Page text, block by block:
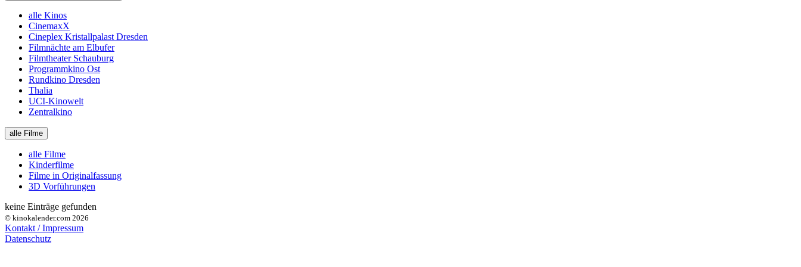
alle Kinos
CinemaxX
Cineplex Kristallpalast Dresden
Filmnächte am Elbufer
Filmtheater Schauburg
Programmkino Ost
Rundkino Dresden
Thalia
UCI-Kinowelt
Zentralkino
alle Filme
alle Filme
Kinderfilme
Filme in Originalfassung
3D Vorführungen
keine Einträge gefunden
© kinokalender.com 2026
Kontakt / Impressum
Datenschutz